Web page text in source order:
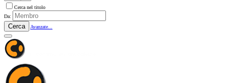
Cerca nel titolo
Da:
Cerca Avanzate...